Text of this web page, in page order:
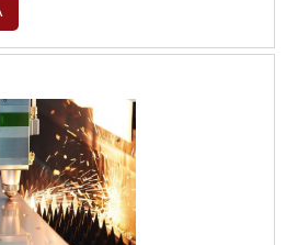
frequência natural de
com eixo passante,
produto está
que dipõe de um amplo
conserto e manutenção de
como os transdutores
maiores informações